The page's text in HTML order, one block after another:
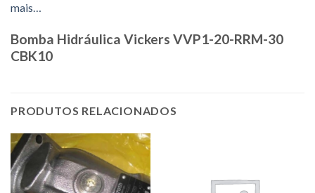
mais…
Bomba Hidráulica Vickers VVP1-20-RRM-30
CBK10
PRODUTOS RELACIONADOS